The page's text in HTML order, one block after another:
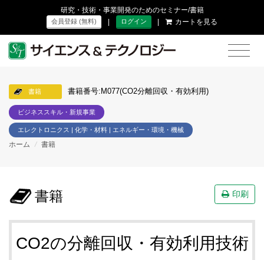
研究・技術・事業開発のためのセミナー/書籍
会員登録 (無料) | ログイン | カートを見る
書籍 書籍番号:M077(CO2分離回収・有効利用)
ビジネススキル・新規事業
エレクトロニクス | 化学・材料 | エネルギー・環境・機械
ホーム / 書籍
書籍 印刷
CO2の分離回収・有効利用技術